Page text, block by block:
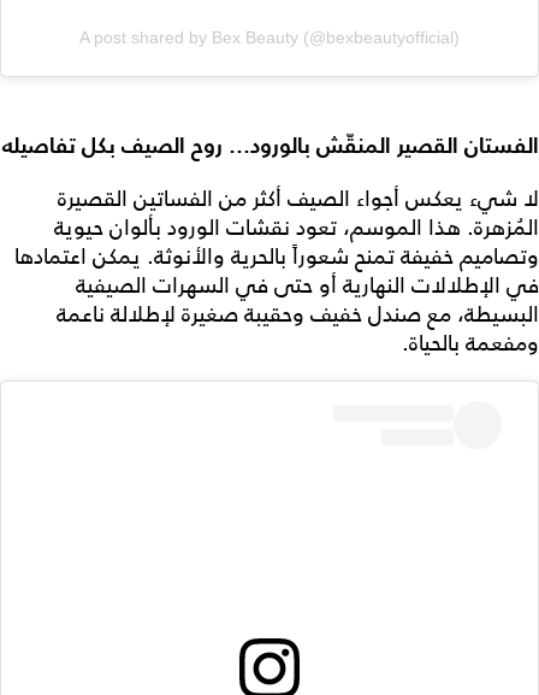
A post shared by Bex Beauty (@bexbeautyofficial)
الفستان القصير المنقّش بالورود… روح الصيف بكل تفاصيله
لا شيء يعكس أجواء الصيف أكثر من الفساتين القصيرة
المُزهرة. هذا الموسم، تعود نقشات الورود بألوان حيوية
وتصاميم خفيفة تمنح شعوراً بالحرية والأنوثة. يمكن اعتمادها
في الإطلالات النهارية أو حتى في السهرات الصيفية
البسيطة، مع صندل خفيف وحقيبة صغيرة لإطلالة ناعمة
ومفعمة بالحياة.